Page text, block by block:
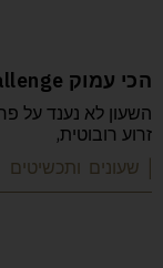
הכי עמוק Rolex Deepsea challenge
השעון לא נענד על
זרוע רובוטית,
| שעונים ותכשיטים